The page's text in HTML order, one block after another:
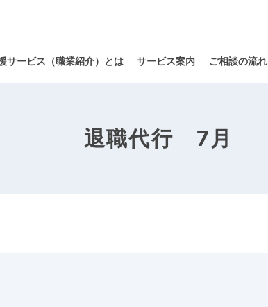
サービス（職業紹介）とは サービス案内 ご相談の流れ
退職代行 7月